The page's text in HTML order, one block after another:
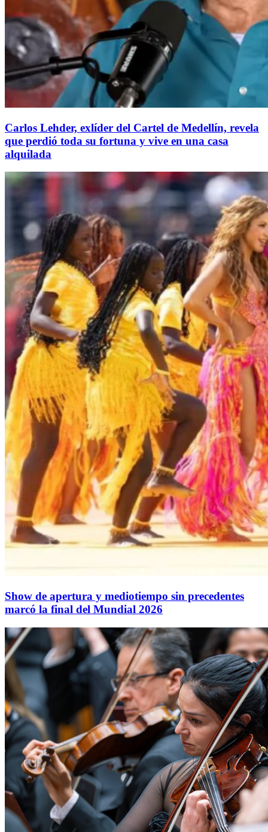
Carlos Lehder, exlíder del Cartel de Medellín, revela
que perdió toda su fortuna y vive en una casa
alquilada
Show de apertura y mediotiempo sin precedentes
marcó la final del Mundial 2026